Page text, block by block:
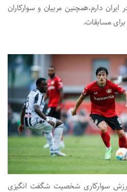
دارم،همچنین مربیان و سوارکاران
برای مسابقات.
ورزش سوارکاری شخصیت شگفت انگیزی